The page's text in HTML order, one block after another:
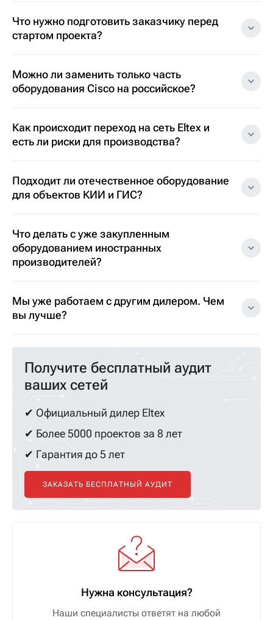
Что нужно подготовить заказчику перед
стартом проекта?
Можно ли заменить только часть
оборудования Cisco на российское?
Как происходит переход на сеть Eltex и
есть ли риски для производства?
Подходит ли отечественное оборудование
для объектов КИИ и ГИС?
Что делать с уже закупленным
оборудованием иностранных
производителей?
Мы уже работаем с другим дилером. Чем
вы лучше?
Получите бесплатный аудит
ваших сетей
✔ Официальный дилер Eltex
✔ Более 5000 проектов за 8 лет
✔ Гарантия до 5 лет
ЗАКАЗАТЬ БЕСПЛАТНЫЙ АУДИТ
Нужна консультация?
Наши специалисты ответят на любой